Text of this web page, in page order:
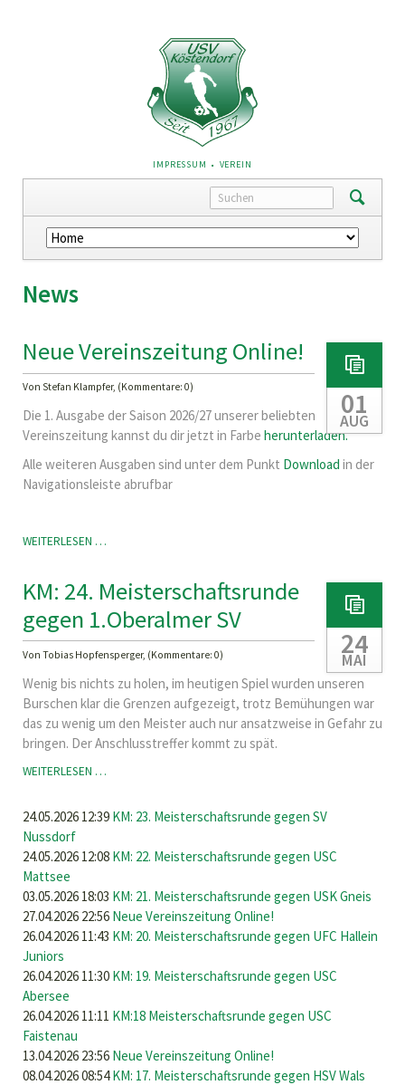
NAVIGATION
ÜBERSPRINGEN
IMPRESSUM VEREIN
Navigation
überspringen
News
Neue Vereinszeitung Online!
01
AUG
Von Stefan Klampfer, (Kommentare: 0)
Die 1. Ausgabe der Saison 2026/27 unserer beliebten
Vereinszeitung kannst du dir jetzt in Farbe herunterladen.
Alle weiteren Ausgaben sind unter dem Punkt Download in der
Navigationsleiste abrufbar
WEITERLESEN …NEUE
KM: 24. Meisterschaftsrunde
gegen 1.Oberalmer SV
24
MAI
Von Tobias Hopfensperger, (Kommentare: 0)
Wenig bis nichts zu holen, im heutigen Spiel wurden unseren
Burschen klar die Grenzen aufgezeigt, trotz Bemühungen war
das zu wenig um den Meister auch nur ansatzweise in Gefahr zu
bringen. Der Anschlusstreffer kommt zu spät.
WEITERLESEN …KM:
GEGEN
SV
24.05.2026 12:39 KM: 23. Meisterschaftsrunde gegen SV
Nussdorf
24.05.2026 12:08 KM: 22. Meisterschaftsrunde gegen USC
Mattsee
03.05.2026 18:03 KM: 21. Meisterschaftsrunde gegen USK Gneis
27.04.2026 22:56 Neue Vereinszeitung Online!
26.04.2026 11:43 KM: 20. Meisterschaftsrunde gegen UFC Hallein
Juniors
26.04.2026 11:30 KM: 19. Meisterschaftsrunde gegen USC
Abersee
26.04.2026 11:11 KM:18 Meisterschaftsrunde gegen USC
Faistenau
13.04.2026 23:56 Neue Vereinszeitung Online!
08.04.2026 08:54 KM: 17. Meisterschaftsrunde gegen HSV Wals